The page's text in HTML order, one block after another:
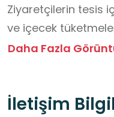
Ziyaretçilerin tesis
ve içecek
Grup gezilerinde
katılabilmek için
Daha Fazla
İletişim